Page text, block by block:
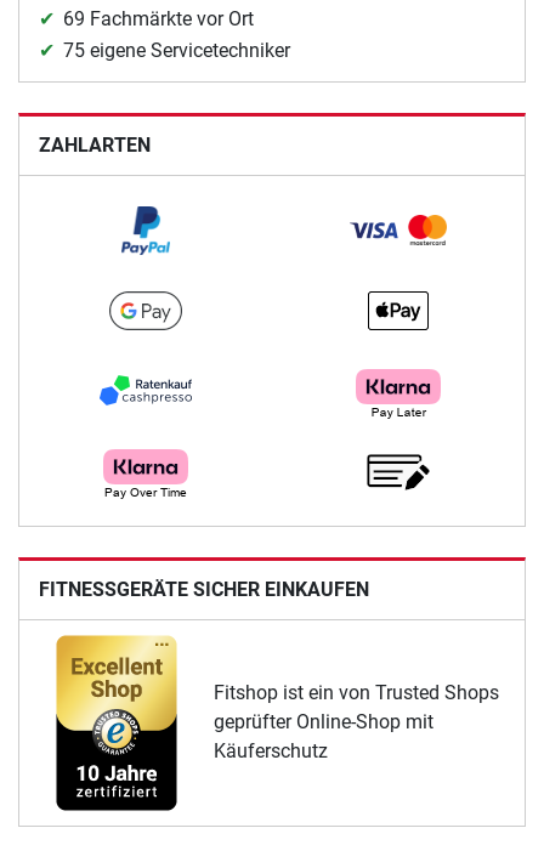
69 Fachmärkte vor Ort
75 eigene Servicetechniker
ZAHLARTEN
FITNESSGERÄTE SICHER EINKAUFEN
Fitshop ist ein von Trusted Shops
geprüfter Online-Shop mit
Käuferschutz